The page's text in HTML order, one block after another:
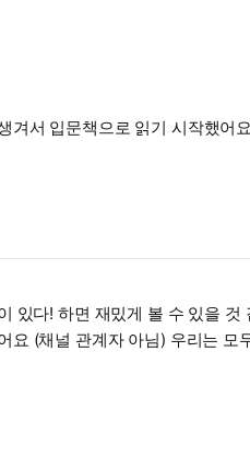
서 입문책으로 읽기 시작했어
있다! 하면 재밌게 볼 수 있을 것
(채널 관계자 아님) 우리는 모